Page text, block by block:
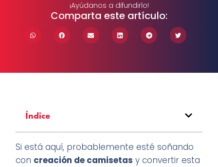
¡Ayúdanos a difundirlo!
Comparta este artículo:
Índice
Si está aquí, probablemente esté soñando
con creación de camisetas y convertir esta